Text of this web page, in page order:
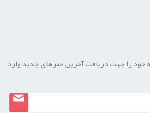
خود را جهت دریافت آخرین خبرهای جدید وارد